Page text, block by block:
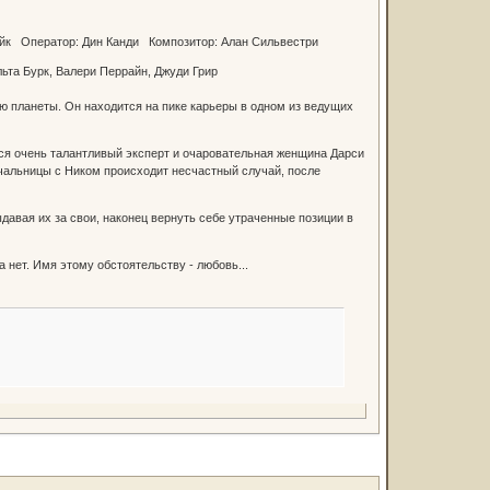
Оператор: Дин Канди Композитор: Алан Сильвестри
Бурк, Валери Перрайн, Джуди Грир
Он находится на пике карьеры в одном из ведущих
очень талантливый эксперт и очаровательная женщина Дарси
с Ником происходит несчастный случай, после
их за свои, наконец вернуть себе утраченные позиции в
нет. Имя этому обстоятельству - любовь...